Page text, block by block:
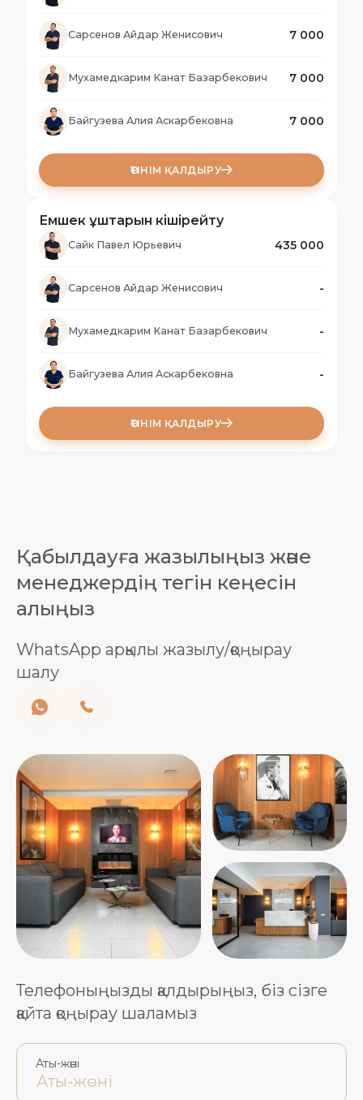
Сарсенов Айдар Женисович 7 000
Мухамедкарим Канат Базарбекович 7 000
Байгузева Алия Аскарбековна 7 000
ӨТІНІМ ҚАЛДЫРУ
Емшек ұштарын кішірейту
Сайк Павел Юрьевич 435 000
Сарсенов Айдар Женисович -
Мухамедкарим Канат Базарбекович -
Байгузева Алия Аскарбековна -
ӨТІНІМ ҚАЛДЫРУ
Қабылдауға жазылыңыз және
менеджердің тегін кеңесін
алыңыз
WhatsApp арқылы жазылу/қоңырау
шалу
Телефоныңызды қалдырыңыз, біз сізге
қайта қоңырау шаламыз
Аты-жөні